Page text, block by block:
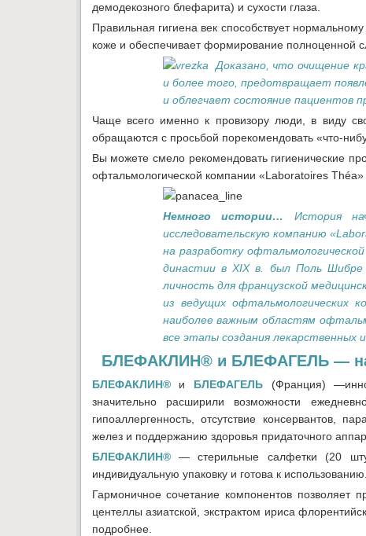
демодекозного блефарита) и сухости глаза.
Правильная гигиена век способствует
коже и обеспечивает формирование полноценной
Доказано, что очищение
и более того, предотвращает
и облегчает состояние пациентов
Чаще всего именно к провизору люди, в виду
обращаются с просьбой порекомендовать «что-
Вы можете смело рекомендовать гигиенические
офтальмологической компании «Laboratoires
Немного истории…
История
исследовательскую компанию
на разработку
династии в XIX в. был Поль Шибре
личность для французской
из ведущих офтальмологических
наиболее важным областям
все этапы создания лекарственных
БЛЕФАКЛИН® и БЛЕФАГЕЛЬ —
БЛЕФАКЛИН®и БЛЕФАГЕЛЬ(Франция)
значительно расширили возможности
гипоаллергенность, отсутствие консервантов,
желез и поддержанию здоровья придаточного
БЛЕФАКЛИН®— стерильные салфетки (20
индивидуальную упаковку и готова к использованию.
Гармоничное сочетание компонентов позволяет
центеллы азиатской, экстрактом ириса
подробнее.